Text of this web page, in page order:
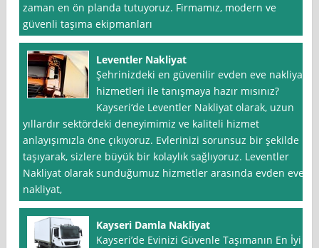
zaman en ön planda tutuyoruz. Firmamız, modern ve
güvenli taşıma ekipmanları
Leventler Nakliyat
Şehrinizdeki en güvenilir evden eve nakliyat
hizmetleri ile tanışmaya hazır mısınız?
Kayseri‘de Leventler Nakliyat olarak, uzun
yıllardır sektördeki deneyimimiz ve kaliteli hizmet
anlayışımızla öne çıkıyoruz. Evlerinizi sorunsuz bir şekilde
taşıyarak, sizlere büyük bir kolaylık sağlıyoruz. Leventler
Nakliyat olarak sunduğumuz hizmetler arasında evden eve
nakliyat,
Kayseri Damla Nakliyat
Kayseri’de Evinizi Güvenle Taşımanın En İyi